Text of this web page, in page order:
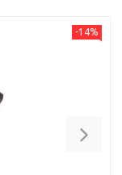
-14%